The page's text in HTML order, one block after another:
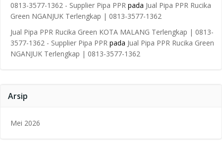
0813-3577-1362 - Supplier Pipa PPR pada Jual Pipa PPR Rucika
Green NGANJUK Terlengkap | 0813-3577-1362
Jual Pipa PPR Rucika Green KOTA MALANG Terlengkap | 0813-
3577-1362 - Supplier Pipa PPR pada Jual Pipa PPR Rucika Green
NGANJUK Terlengkap | 0813-3577-1362
Arsip
Mei 2026